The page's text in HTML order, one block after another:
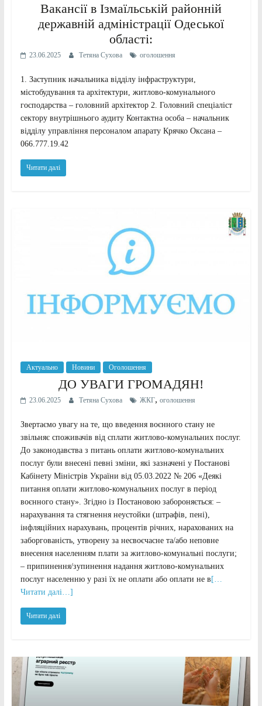
Вакансії в Ізмаїльській районній
державній адміністрації Одеської
області:
23.06.2025 Тетяна Сухова оголошення
1. Заступник начальника відділу інфраструктури,
містобудування та архітектури, житлово-комунального
господарства – головний архітектор 2. Головний спеціаліст
сектору внутрішнього аудиту Контактна особа – начальник
відділу управління персоналом апарату Крячко Оксана –
066.777.19.42
Читати далі
Актуально Новини Оголошення
ДО УВАГИ ГРОМАДЯН!
23.06.2025 Тетяна Сухова ЖКГ, оголошення
Звертаємо увагу на те, що введення воєнного стану не
звільняє споживачів від сплати житлово-комунальних послуг.
До законодавства з питань оплати житлово-комунальних
послуг були внесені певні зміни, які зазначені у Постанові
Кабінету Міністрів України від 05.03.2022 № 206 «Деякі
питання оплати житлово-комунальних послуг в період
воєнного стану». Згідно із Постановою забороняється: –
нарахування та стягнення неустойки (штрафів, пені),
інфляційних нарахувань, процентів річних, нарахованих на
заборгованість, утворену за несвоєчасне та/або неповне
внесення населенням плати за житлово-комунальні послуги;
– припинення/зупинення надання житлово-комунальних
послуг населенню у разі їх не оплати або оплати не в […
Читати далі…]
Читати далі